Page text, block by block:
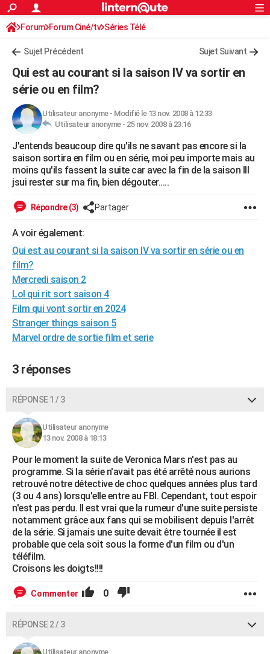
ACTUALITÉS
Politique
Société
Faits Divers
Education
Monde
Villes
+
Programme TV
Streaming
Cinéma
Sorties cinéma
Musique
FINANCE
Retraite
Impôts
Epargne
Immobilier
Risques naturels par ville
Banque
Assurance
Crédit
AUTO
Essais
Réserver un essai
Citadines
Berlines
SUV
Forum auto
HIGH-TECH
Mobiles
Meilleur smartphone
Internet
Ordinateurs
Jeux vidéo
Guide high-tech
+BRICOLAGE
Forum
Aménagement intérieur
Extérieur
Cuisine
Salle de bains
Jardinage
Rangement
WEEK-END
Guides de France
Escapades
Patrimoine
Expositions
Musées
Week-end nature
LIFESTYLE
Art de vivre
Bien-être
Loisirs
Mode
Modes de vie
SANTE
Alimentation
Guide de la santé
Maladies
Médicaments
Sommeil
VOYAGE
Destinations
City break
Voyage nature
Voyage de noces
Forum
Climat
+PHOTO
GUIDES D'ACHAT
BONS PLANS
Dictionnaire
Biographies
Citations
Expressions
Proverbes
COPAINS D'AVANT
S'inscrire
Se connecter
Lycées
Collèges
Primaires
Universités
Entreprises
Service militaire
Avis de recherche
AVIS DE DÉCÈS
FORUM
Bricolage
Lifestyle
Culture
Sport
Auto
Television
Voyage
Cinema
S'inscrire
Connexion
Forum Forum Ciné/tv Séries Télé
Sujet Précédent Sujet Suivant
Qui est au courant si la saison IV va sortir en
série ou en film?
Utilisateur anonyme- Modifié le 13 nov. 2008 à 12:33
Utilisateur anonyme - 25 nov. 2008 à 23:16
J'entends beaucoup dire qu'ils ne savant pas encore si la
saison sortira en film ou en série, moi peu importe mais au
moins qu'ils fassent la suite car avec la fin de la saison III
jsui rester sur ma fin, bien dégouter.....
Répondre (3) Partager
A voir également:
Qui est au courant si la saison IV va sortir en série ou en
film?
Mercredi saison 2
Lol qui rit sort saison 4
Film qui vont sortir en 2024
Stranger things saison 5
Marvel ordre de sortie film et serie
3 réponses
RÉPONSE 1 / 3
Utilisateur anonyme
13 nov. 2008 à 18:13
Pour le moment la suite de Veronica Mars n'est pas au
programme. Si la série n'avait pas été arrêté nous aurions
retrouvé notre détective de choc quelques années plus tard
(3 ou 4 ans) lorsqu'elle entre au FBI. Cependant, tout espoir
n'est pas perdu. Il est vrai que la rumeur d'une suite persiste
notamment grâce aux fans qui se mobilisent depuis l'arrêt
de la série. Si jamais une suite devait être tournée il est
probable que cela soit sous la forme d'un film ou d'un
téléfilm.
Croisons les doigts!!!!
Commenter 0
RÉPONSE 2 / 3
Utilisateur anonyme